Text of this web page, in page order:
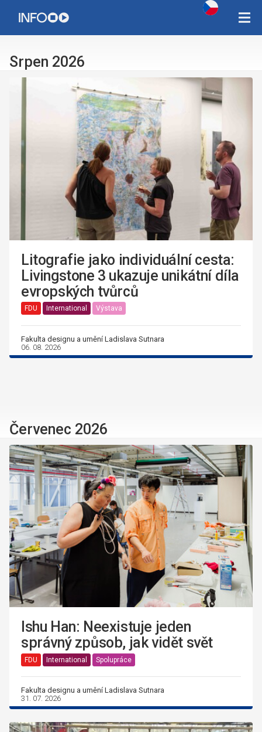
Srpen 2026
Litografie jako individuální cesta:
Livingstone 3 ukazuje unikátní díla
evropských tvůrců
FDU International Výstava
Fakulta designu a umění Ladislava Sutnara
06. 08. 2026
Červenec 2026
Ishu Han: Neexistuje jeden
správný způsob, jak vidět svět
FDU International Spolupráce
Fakulta designu a umění Ladislava Sutnara
31. 07. 2026
Copyright Západočeská univerzita v Plzni 2015 - 2026,